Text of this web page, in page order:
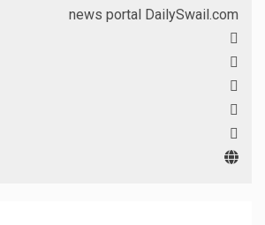
news portal DailySwail.com